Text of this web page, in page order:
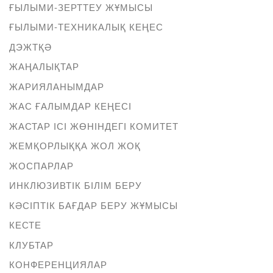
ҒЫЛЫМИ-ЗЕРТТЕУ ЖҰМЫСЫ
ҒЫЛЫМИ-ТЕХНИКАЛЫҚ КЕҢЕС
ДЭЖТҚӘ
ЖАҢАЛЫҚТАР
ЖАРИЯЛАНЫМДАР
ЖАС ҒАЛЫМДАР КЕҢЕСІ
ЖАСТАР ІСІ ЖӨНІНДЕГІ КОМИТЕТ
ЖЕМҚОРЛЫҚҚА ЖОЛ ЖОҚ
ЖОСПАРЛАР
ИНКЛЮЗИВТІК БІЛІМ БЕРУ
КӘСІПТІК БАҒДАР БЕРУ ЖҰМЫСЫ
КЕСТЕ
КЛУБТАР
КОНФЕРЕНЦИЯЛАР